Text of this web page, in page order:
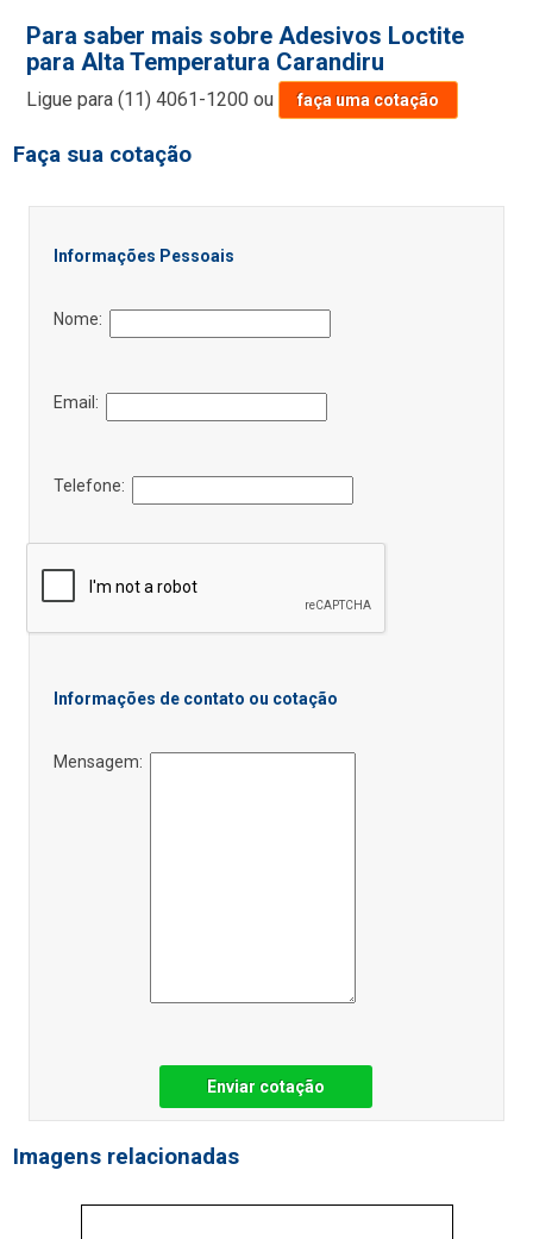
Para saber mais sobre Adesivos Loctite
para Alta Temperatura Carandiru
Ligue para(11) 4061-1200 ou faça uma cotação
Faça sua cotação
Informações Pessoais
Nome:
Email:
Telefone:
Informações de contato ou cotação
Mensagem:
Enviar cotação
Imagens relacionadas